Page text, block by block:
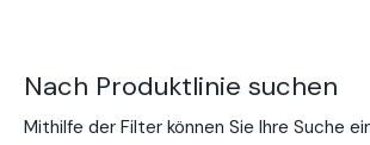
Nach Produktlinie suchen
Mithilfe der Filter können Sie Ihre Suche